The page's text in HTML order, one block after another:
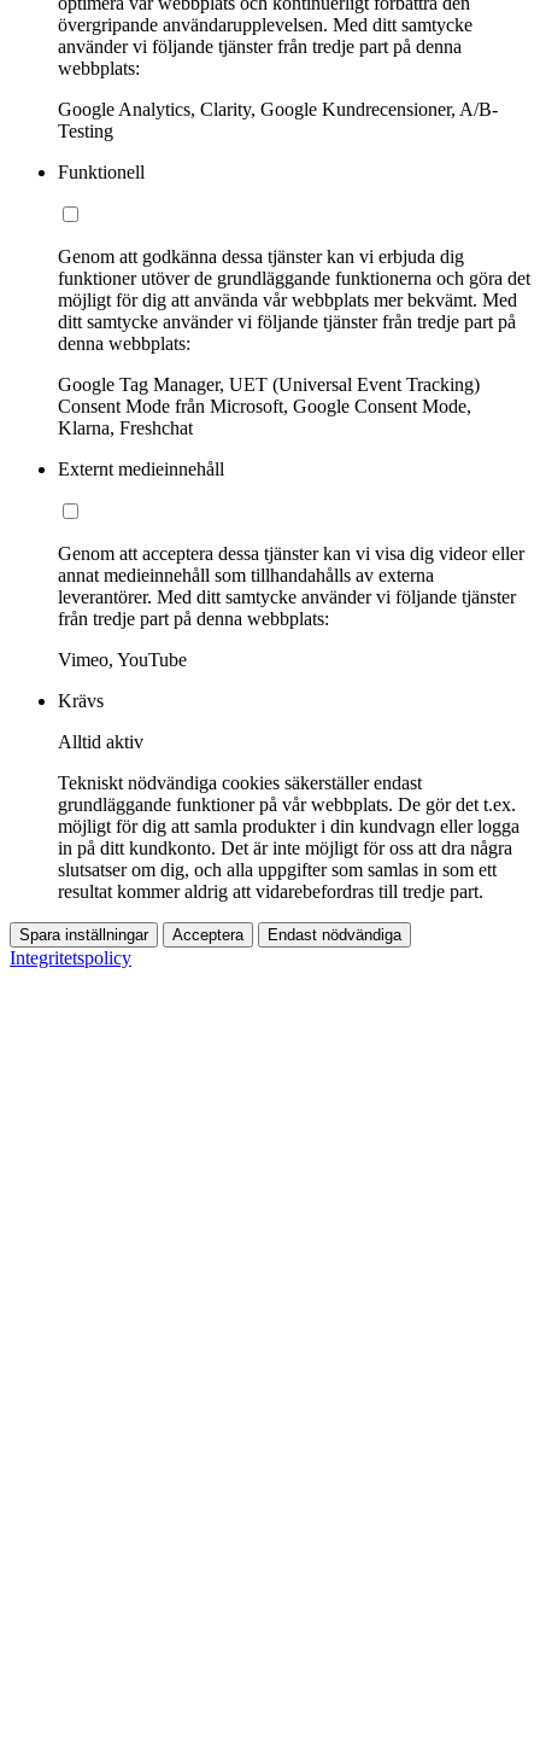
övergripande användarupplevelsen. Med ditt samtycke
använder vi följande tjänster från tredje part på denna
webbplats:
Google Analytics, Clarity, Google Kundrecensioner, A/B-
Testing
Funktionell
Genom att godkänna dessa tjänster kan vi erbjuda dig
funktioner utöver de grundläggande funktionerna och göra det
möjligt för dig att använda vår webbplats mer bekvämt. Med
ditt samtycke använder vi följande tjänster från tredje part på
denna webbplats:
Google Tag Manager, UET (Universal Event Tracking)
Consent Mode från Microsoft, Google Consent Mode,
Klarna, Freshchat
Externt medieinnehåll
Genom att acceptera dessa tjänster kan vi visa dig videor eller
annat medieinnehåll som tillhandahålls av externa
leverantörer. Med ditt samtycke använder vi följande tjänster
från tredje part på denna webbplats:
Vimeo, YouTube
Krävs
Alltid aktiv
Tekniskt nödvändiga cookies säkerställer endast
grundläggande funktioner på vår webbplats. De gör det t.ex.
möjligt för dig att samla produkter i din kundvagn eller logga
in på ditt kundkonto. Det är inte möjligt för oss att dra några
slutsatser om dig, och alla uppgifter som samlas in som ett
resultat kommer aldrig att vidarebefordras till tredje part.
Spara inställningar Acceptera Endast nödvändiga
Integritetspolicy